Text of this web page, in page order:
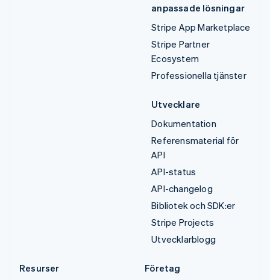
anpassade lösningar
Stripe App Marketplace
Stripe Partner
Ecosystem
Professionella tjänster
Utvecklare
Dokumentation
Referensmaterial för
API
API-status
API-changelog
Bibliotek och SDK:er
Stripe Projects
Utvecklarblogg
Resurser
Företag